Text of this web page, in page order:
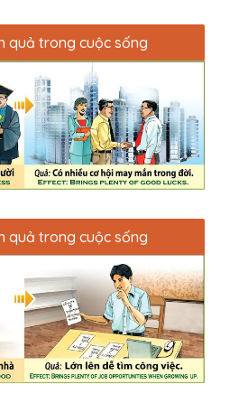
quả trong cuộc sống
quả trong cuộc sống